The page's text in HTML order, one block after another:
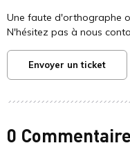
Une faute d'orthographe
N'hésitez pas à nous
Envoyer un ticket
0